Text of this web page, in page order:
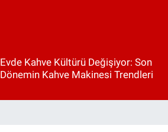
Evde Kahve Kültürü Değişiyor: Son
Dönemin Kahve Makinesi Trendleri